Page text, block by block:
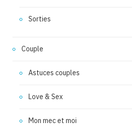
Sorties
Couple
Astuces couples
Love & Sex
Mon mec et moi